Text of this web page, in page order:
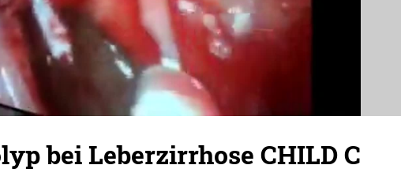
bei Leberzirrhose CHILD C